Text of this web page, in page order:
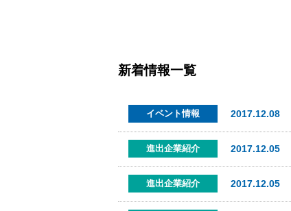
新着情報一覧
イベント情報 2017.12.08
進出企業紹介 2017.12.05
進出企業紹介 2017.12.05